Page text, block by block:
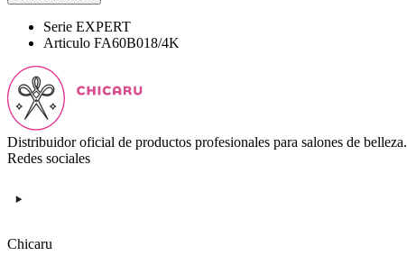
Serie EXPERT
Articulo FA60B018/4K
Distribuidor oficial de productos profesionales para salones de belleza.
Redes sociales
Chicaru